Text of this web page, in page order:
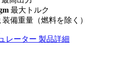
最大トルク
装備重量（燃料を除く）
レーター 製品詳細